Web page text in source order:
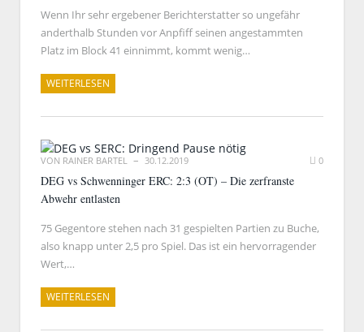
Wenn Ihr sehr ergebener Berichterstatter so ungefähr
anderthalb Stunden vor Anpfiff seinen angestammten
Platz im Block 41 einnimmt, kommt wenig…
WEITERLESEN
VON RAINER BARTEL 30.12.2019 0
DEG vs Schwenninger ERC: 2:3 (OT) – Die zerfranste
Abwehr entlasten
75 Gegentore stehen nach 31 gespielten Partien zu Buche,
also knapp unter 2,5 pro Spiel. Das ist ein hervorragender
Wert,…
WEITERLESEN